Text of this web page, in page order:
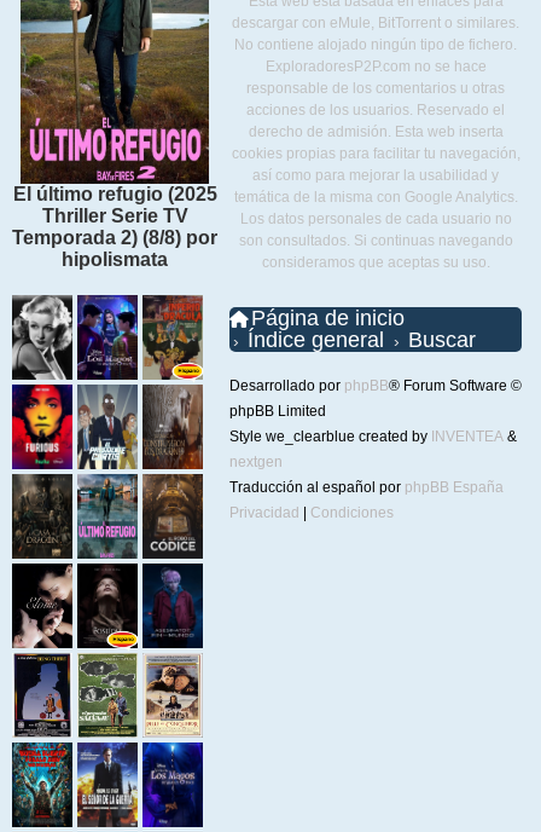
El último refugio (2025
Thriller Serie TV
Temporada 2) (8/8) por
hipolismata
descargar con eMule, BitTorrent o similares.
No contiene alojado ningún tipo de fichero.
ExploradoresP2P.com no se hace
responsable de los comentarios u otras
acciones de los usuarios. Reservado el
derecho de admisión. Esta web inserta
cookies propias para facilitar tu navegación,
así como para mejorar la usabilidad y
temática de la misma con Google Analytics.
Los datos personales de cada usuario no
son consultados. Si continuas navegando
consideramos que aceptas su uso.
Página de inicio
Índice general
Buscar
Desarrollado por phpBB® Forum Software ©
phpBB Limited
Style we_clearblue created by INVENTEA &
nextgen
Traducción al español por phpBB España
Privacidad
Condiciones